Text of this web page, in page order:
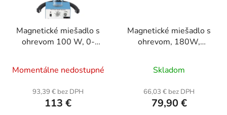
Magnetické miešadlo s
ohrevom 100 W, 0-
časovačom
Momentálne nedostupné
93,39 € bez DPH
113 €
Magnetické miešadlo s
ohrevom, 180W,
120x120mm, objem 1L
Skladom
66,03 € bez DPH
79,90 €